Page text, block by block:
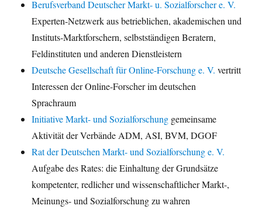
Berufsverband Deutscher Markt- u. Sozialforscher e. V.
Experten-Netzwerk aus betrieblichen, akademischen und
Instituts-Marktforschern, selbstständigen Beratern,
Feldinstituten und anderen Dienstleistern
Deutsche Gesellschaft für Online-Forschung e. V. vertritt
Interessen der Online-Forscher im deutschen
Sprachraum
Initiative Markt- und Sozialforschung gemeinsame
Aktivität der Verbände ADM, ASI, BVM, DGOF
Rat der Deutschen Markt- und Sozialforschung e. V.
Aufgabe des Rates: die Einhaltung der Grundsätze
kompetenter, redlicher und wissenschaftlicher Markt-,
Meinungs- und Sozialforschung zu wahren